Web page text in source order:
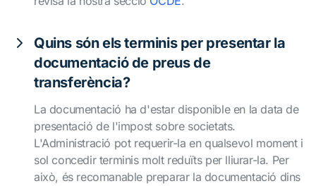
Quins són els terminis per presentar la
documentació de preus de
transferència?
La documentació ha d'estar disponible en la data de
presentació de l'impost sobre societats.
L'Administració pot requerir-la en qualsevol moment i
sol concedir terminis molt reduïts per lliurar-la. Per
això, és recomanable preparar la documentació dins